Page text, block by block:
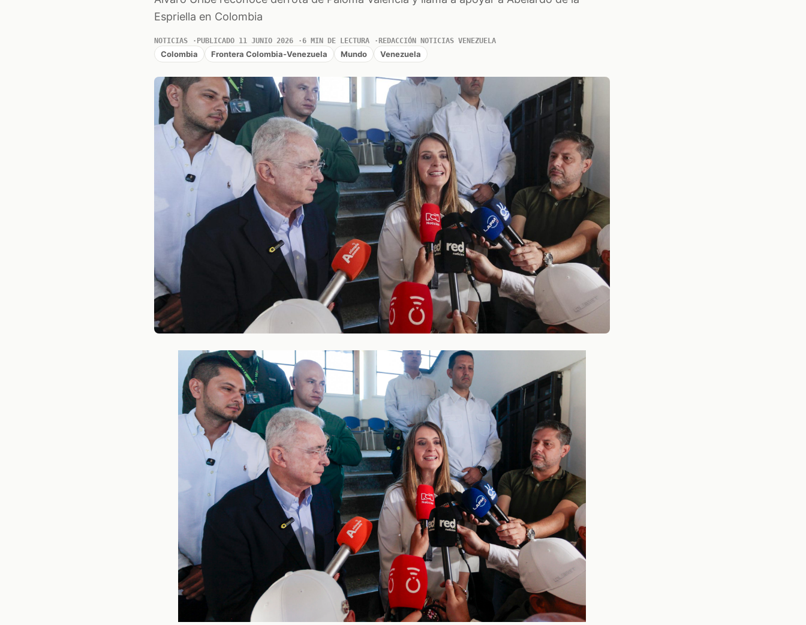
Espriella en Colombia
NOTICIAS PUBLICADO 11 JUNIO 2026 6 MIN DE LECTURA REDACCIÓN NOTICIAS VENEZUELA
Colombia Frontera Colombia-Venezuela Mundo Venezuela